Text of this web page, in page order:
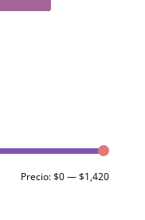
Precio
Precio
Precio:$0—$1,420